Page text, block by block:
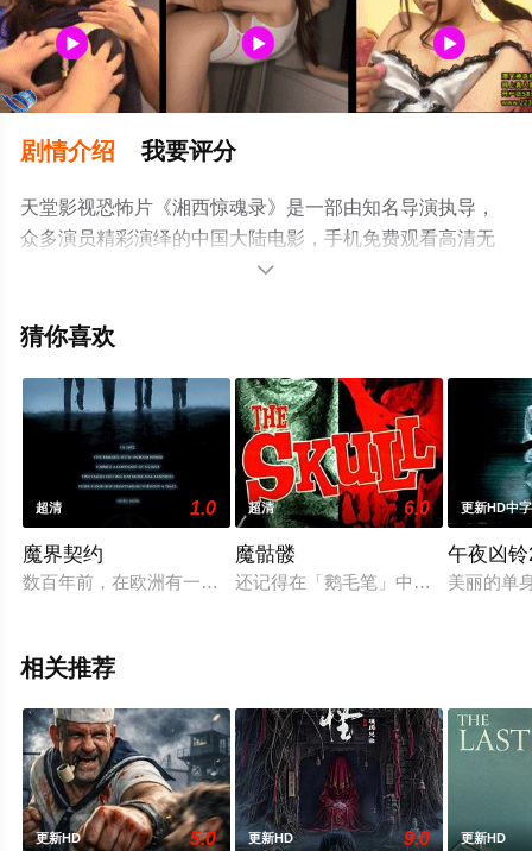
剧情介绍 我要评分
天堂影视恐怖片《湘西惊魂录》是一部由知名导演执导，
众多演员精彩演绎的中国大陆电影，手机免费观看高清无
删减完整版电影大全就上天堂电影网，更多相关信息可移
。

猜你喜欢
超清 1.0
魔界契约
数百年前，在欧洲有一些拥有神秘力量的人群，他们被视为邪魔
超清 6.0
魔骷髅
还记得在「鹅毛笔」中那位大胆挑战
更新HD中字
午夜凶铃
美丽的单
相关推荐
更新HD 5.0 更新HD 9.0 更新HD